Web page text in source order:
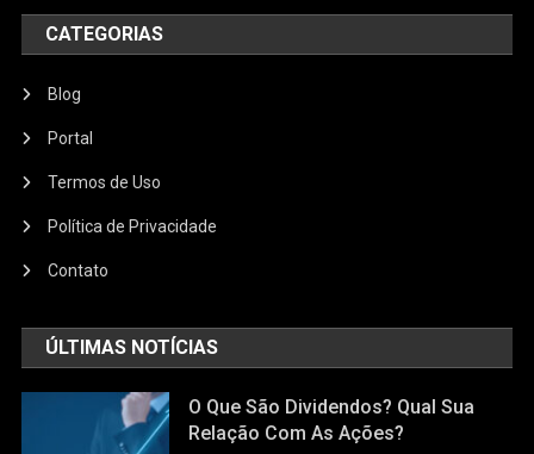
CATEGORIAS
Blog
Portal
Termos de Uso
Política de Privacidade
Contato
ÚLTIMAS NOTÍCIAS
O Que São Dividendos? Qual Sua
Relação Com As Ações?